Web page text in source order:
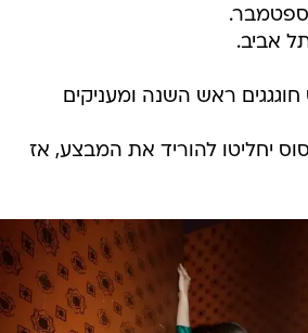
אביב.
ראש השנה ומעניקים
יחליטו להוריד את המבצע, אז